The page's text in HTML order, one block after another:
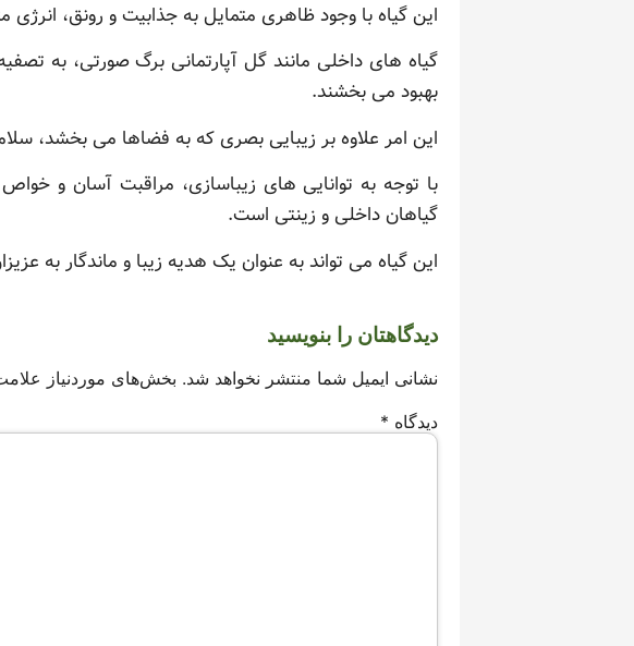
این گیاه با وجود ظاهری متمایل به جذابیت و رونق،
گیاه های داخلی مانند گل آپارتمانی برگ صورتی، به
بهبود می بخشند.
این امر علاوه بر زیبایی بصری که به فضاها می بخشد،
با توجه به توانایی های زیباسازی، مراقبت آسان و
گیاهان داخلی و زینتی است.
این گیاه می تواند به عنوان یک هدیه زیبا و ماندگار به
دیدگاهتان را بنویسید
نشانی ایمیل شما منتشر نخواهد شد. بخش‌های موردنیاز
دیدگاه *